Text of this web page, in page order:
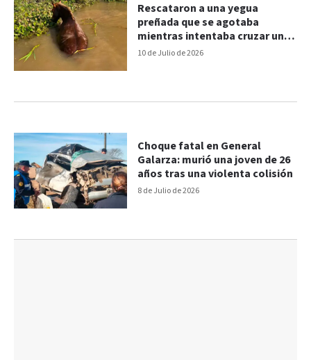
10 de Julio de 2026
Rescataron a una yegua
preñada que se agotaba
mientras intentaba cruzar un
arroyo
8 de Julio de 2026
Choque fatal en General
Galarza: murió una joven de 26
años tras una violenta colisión